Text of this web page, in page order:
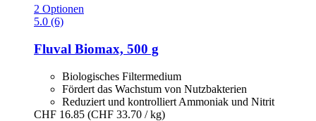
2 Optionen
5.0 (6)
Fluval Biomax, 500 g
Biologisches Filtermedium
Fördert das Wachstum von Nutzbakterien
Reduziert und kontrolliert Ammoniak und Nitrit
CHF 16.85 (CHF 33.70 / kg)